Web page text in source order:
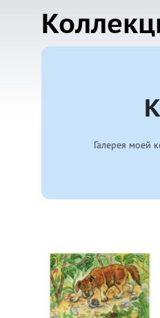
Галерея моей